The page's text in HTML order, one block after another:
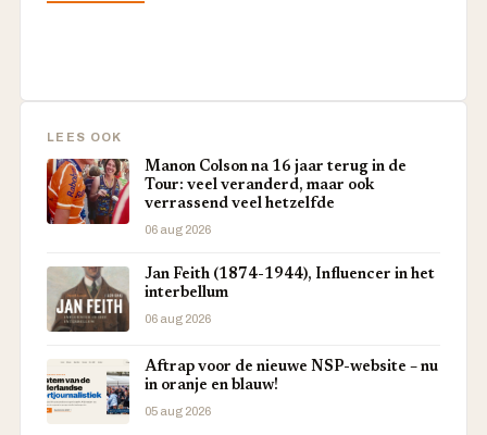
LEES OOK
Manon Colson na 16 jaar terug in de
Tour: veel veranderd, maar ook
verrassend veel hetzelfde
06 aug 2026
Jan Feith (1874-1944), Influencer in het
interbellum
06 aug 2026
Aftrap voor de nieuwe NSP-website – nu
in oranje en blauw!
05 aug 2026